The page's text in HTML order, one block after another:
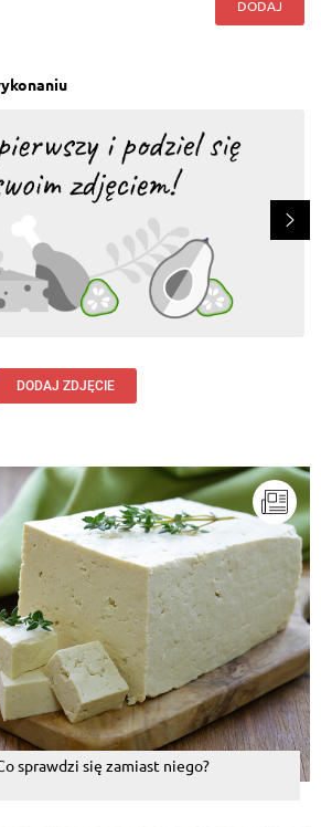
DODAJ
DODAJ ZDJĘCIE
sprawdzi się zamiast niego?